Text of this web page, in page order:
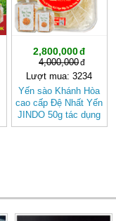
2,800,000
4,000,000
Lượt mua: 3234
Yến sào Khánh Hòa
cao cấp Đệ Nhất Yến
JINDO 50g tác dụng
tốt cho sức khỏe